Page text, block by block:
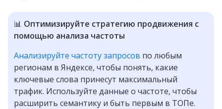
📊 Оптимизируйте стратегию продвижения с
помощью анализа частоты
Анализируйте частоту запросов по любым
регионам в Яндексе, чтобы понять, какие
ключевые слова принесут максимальный
трафик. Используйте данные о частоте, чтобы
расширить семантику и быть первым в ТОПе.